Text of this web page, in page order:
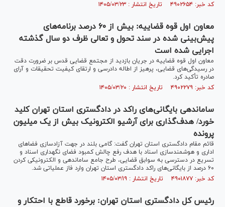
کد خبر: ۴۹۰۲۶۵۴ تاریخ انتشار : ۱۴۰۵/۰۳/۲۳
معاون اول قوه قضاییه: بیش از ۶۰ درصد برنامه‌های
پیش‌بینی شده در سند تحول و تعالی ظرف دو سال گذشته
اجرایی شده است
معاون اول قوه قضاییه در جریان بازدید از مجتمع قضایی قدس بر ضرورت دقت
در رسیدگی‌های قضایی، پرهیز از اطاله دادرسی و ارتقای کیفیت تحقیقات و آرای
صادره تأکید کرد.
کد خبر: ۴۹۰۲۲۷۹ تاریخ انتشار : ۱۴۰۵/۰۳/۲۰
ساماندهی بایگانی‌های راکد در دادگستری استان تهران کلید
خورد/ هدف‌گذاری برای آرشیو الکترونیک بیش از یک میلیون
پرونده
قائم مقام دادگستری استان تهران گفت: گامی بلند در جهت آزادسازی فضا‌های
اداری و هوشمندسازی اسناد با هدف رفع چالش کمبود فضای نگهداری اسناد و
تسریع در دسترسی به سوابق قضایی، طرح جامع ساماندهی و الکترونیکی کردن
۶۰ درصد از بایگانی‌های راکد دادگستری استان تهران وارد فاز عملیاتی شد.
کد خبر: ۴۹۰۱۸۷۷ تاریخ انتشار : ۱۴۰۵/۰۳/۱۹
رئیس کل دادگستری استان تهران: برخورد قاطع با احتکار و